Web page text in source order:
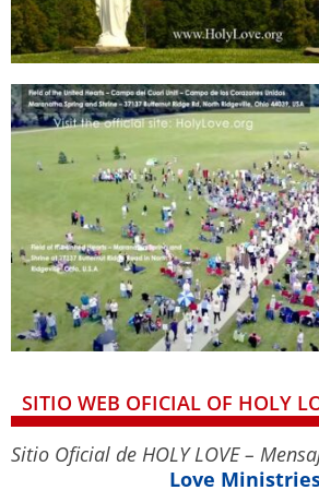
SITIO WEB OFICIAL OF HOLY
Sitio Oficial de HOLY LOVE –
Love